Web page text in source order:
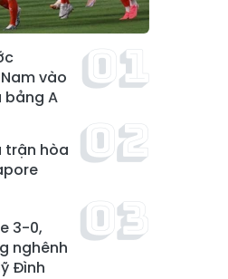
vào
bảng A
trận hòa
3-0,
nghênh
Đình